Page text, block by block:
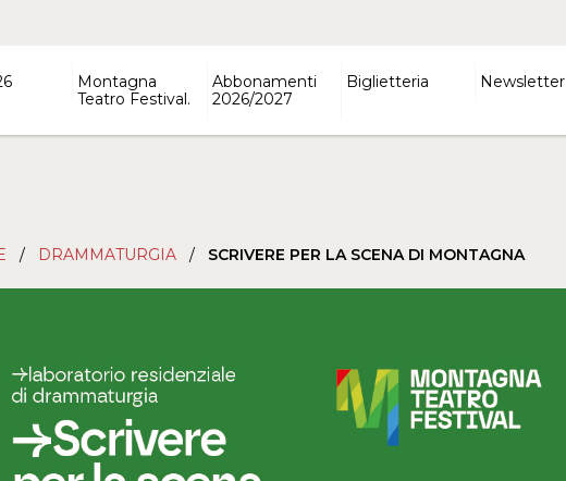
Montagna
Teatro Festival.
Abbonamenti
2026/2027
Biglietteria Newsletter
/ DRAMMATURGIA / SCRIVERE PER LA SCENA DI MONTAGNA